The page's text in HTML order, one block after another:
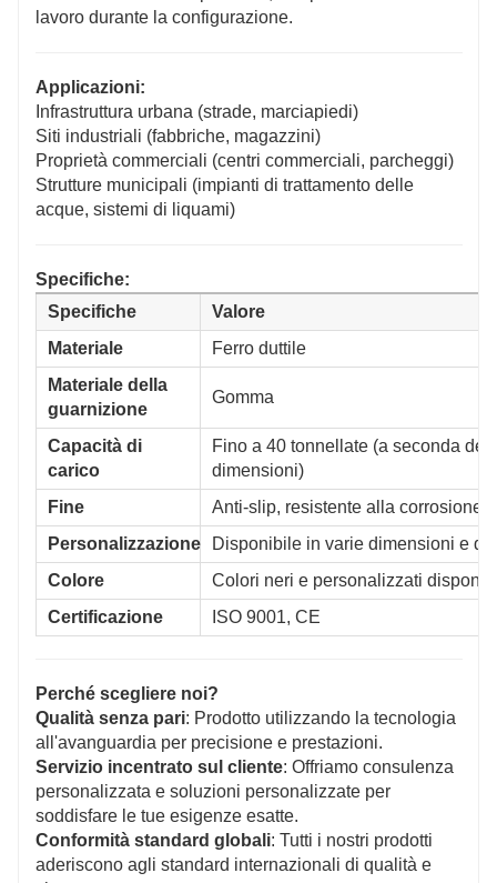
lavoro durante la configurazione.
Applicazioni:
Infrastruttura urbana (strade, marciapiedi)
Siti industriali (fabbriche, magazzini)
Proprietà commerciali (centri commerciali, parcheggi)
Strutture municipali (impianti di trattamento delle
acque, sistemi di liquami)
Specifiche:
Specifiche
Valore
Materiale
Ferro duttile
Materiale della
guarnizione
Gomma
Capacità di
carico
Fino a 40 tonnellate (a seconda
dimensioni)
Fine
Anti-slip, resistente alla corrosione
Personalizzazione
Disponibile in varie dimensioni e
Colore
Colori neri e personalizzati
Certificazione
ISO 9001, CE
Perché scegliere noi?
Qualità senza pari: Prodotto utilizzando la tecnologia
all'avanguardia per precisione e prestazioni.
Servizio incentrato sul cliente: Offriamo consulenza
personalizzata e soluzioni personalizzate per
soddisfare le tue esigenze esatte.
Conformità standard globali: Tutti i nostri prodotti
aderiscono agli standard internazionali di qualità e